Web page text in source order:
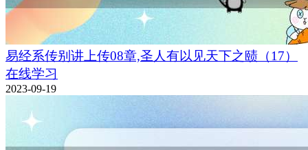
易经系传别讲上传08章,圣人有以见天下之赜（17）
在线学习
2023-09-19